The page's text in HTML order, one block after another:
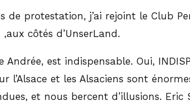
de protestation, j’ai rejoint le Club
côtés d’UnserLand.
est indispensable. Oui,
l’Alsace et les Alsaciens sont
et nous bercent d’illusions.